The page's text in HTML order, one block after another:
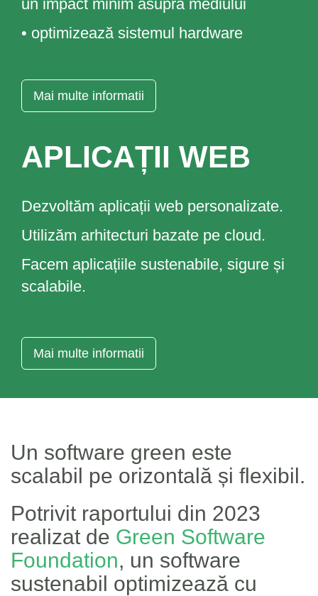
un impact minim asupra mediului
• optimizează sistemul hardware
Mai multe informatii
APLICAȚII WEB
Dezvoltăm aplicații web personalizate.
Utilizăm arhitecturi bazate pe cloud.
Facem aplicațiile sustenabile, sigure și
scalabile.
Mai multe informatii
Un software green este
scalabil pe orizontală și flexibil.
Potrivit raportului din 2023
realizat de Green Software
Foundation, un software
sustenabil optimizează cu